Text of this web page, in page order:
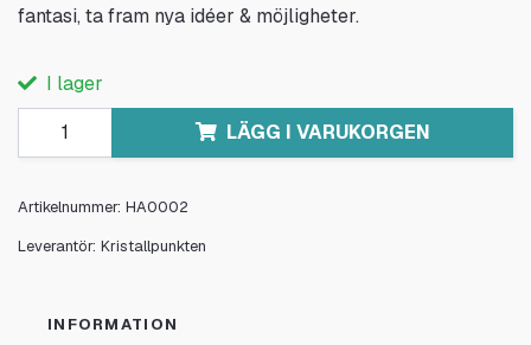
fantasi, ta fram nya idéer & möjligheter.
I lager
LÄGG I VARUKORGEN
Artikelnummer: HA0002
Leverantör: Kristallpunkten
INFORMATION